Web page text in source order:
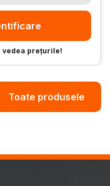
vedea prețurile!
Toate produsele